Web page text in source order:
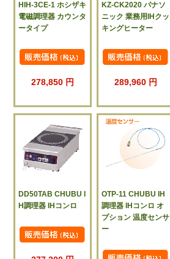
HIH-3CE-1 ホシザキ
電磁調理器 カウンタ
ータイプ
278,850 円
KZ-CK2020 パナソ
ニック 業務用IHクッ
キングヒーター
289,960 円
DD50TAB CHUBU I
H調理器 IHコンロ
OTP-11 CHUBU IH
調理器 IHコンロ オ
プション 温度センサ
ー